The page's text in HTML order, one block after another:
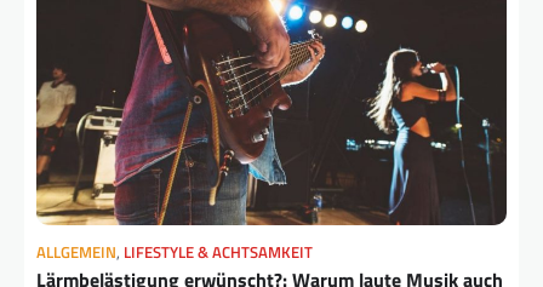
ALLGEMEIN, LIFESTYLE & ACHTSAMKEIT
Lärmbelästigung erwünscht?: Warum laute Musik auch